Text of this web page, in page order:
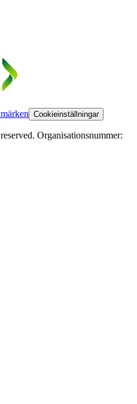
Cookieinställningar
Organisationsnummer: